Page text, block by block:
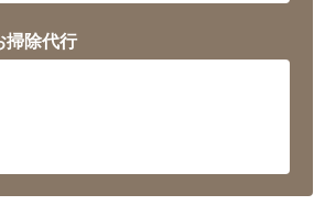
掃除代行